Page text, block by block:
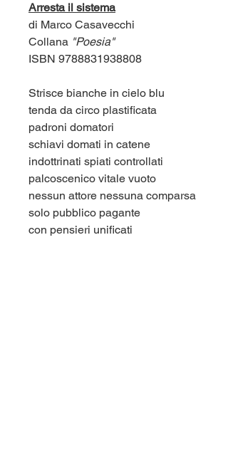
Arresta il sistema
di Marco Casavecchi
Collana "Poesia"
ISBN 9788831938808
Strisce bianche in cielo blu
tenda da circo plastificata
padroni domatori
schiavi domati in catene
indottrinati spiati controllati
palcoscenico vitale vuoto
nessun attore nessuna comparsa
solo pubblico pagante
con pensieri unificati